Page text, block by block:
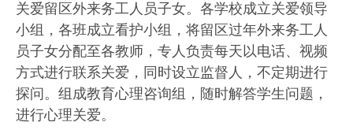
关爱留区外来务工人员子女。各学校成立关爱领导
小组，各班成立看护小组，将留区过年外来务工人
员子女分配至各教师，专人负责每天以电话、视频
方式进行联系关爱，同时设立监督人，不定期进行
探问。组成教育心理咨询组，随时解答学生问题，
进行心理关爱。